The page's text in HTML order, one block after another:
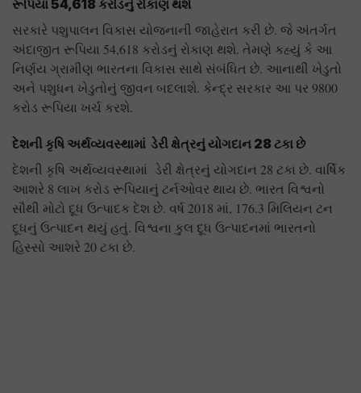
રૂપિયા 54,618 કરોડનું રોકાણ થશે
સરકારે પશુપાલન વિકાસ યોજનાની જાહેરાત કરી છે. જે અંતર્ગત
અંદાજીત રૂપિયા 54,618 કરોડનું રોકાણ થશે. તેમણે કહ્યું કે આ
નિર્ણય ગ્રામીણ ભારતના વિકાસ સાથે સંબંધિત છે. આનાથી ખેડુતો
અને પશુધન ખેડુતોનું જીવન બદલાશે. કેન્દ્ર સરકાર આ પર 9800
કરોડ રૂપિયા ખર્ચ કરશે.
દેશની કૃષિ અર્થવ્યવસ્થામાં ડેરી ક્ષેત્રનું યોગદાન 28 ટકા છે
દેશની કૃષિ અર્થવ્યવસ્થામાં ડેરી ક્ષેત્રનું યોગદાન 28 ટકા છે. વાર્ષિક
આશરે 8 લાખ કરોડ રૂપિયાનું ટર્નઓવર થાય છે. ભારત વિશ્વનો
સૌથી મોટો દૂધ ઉત્પાદક દેશ છે. વર્ષ 2018 માં, 176.3 મિલિયન ટન
દૂધનું ઉત્પાદન થયું હતું. વિશ્વના કુલ દૂધ ઉત્પાદનમાં ભારતનો
હિસ્સો આશરે 20 ટકા છે.